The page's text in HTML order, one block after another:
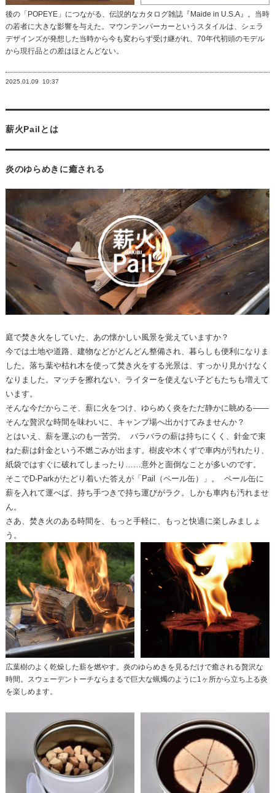
後の「POPEYE」につながる、伝説的なカタログ雑誌『Maide in U.S.A』。当時
の若者に大きな影響を与えた。マウンテンパーカーというスタイルは、シェラ
デザインズが発想した当時から今も変わらず受け継がれ、70年代初頭のモデル
から現行品との差はほとんどない。
2025.01.09 10:37
薪火Pailとは
炎のゆらめきに癒される
庭で焚き火をしていた、あの懐かしい風景を覚えていますか？
今では土地や道路、建物などがどんどん整備され、暮らしも便利になりま
した。落ち葉や枯れ木を使って焚き火をする光景は、すっかり見かけなく
なりました。マッチを擦れない、ライターを使えない子どもたちも増えて
います。
そんな今だからこそ、薪に火をつけ、ゆらめく炎をただ静かに眺める——
そんな贅沢な時間を味わいに、キャンプ場へ出かけてみませんか？
とはいえ、薪を運ぶのも一苦労。 バラバラの薪は持ちにくく、針金で束
ねた薪は針金という不燃ごみが出ます。樹皮や木くずで車内が汚れたり、
紙袋ではすぐに破れてしまったり……意外と面倒なことが多いのです。
そこでD-Parkがたどり着いた答えが「Pail（ペール缶）」。 ペール缶に
薪を入れて運べば、持ち手つきで持ち運びがラク。しかも車内も汚れませ
ん。
さあ、焚き火のある時間を、もっと手軽に、もっと快適に楽しみましょ
う。
広葉樹のよく乾燥した薪を燃やす。炎のゆらめきを⾒るだけで癒される贅沢な
時間。スウェーデントーチならまるで巨⼤な蝋燭のように1ヶ所から⽴ち上る炎
を楽しめます。